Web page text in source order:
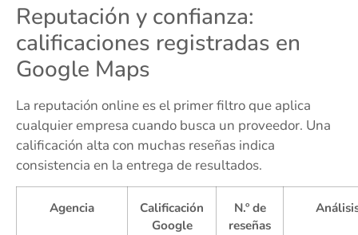
Reputación y confianza:
calificaciones registradas en
Google Maps
La reputación online es el primer filtro que aplica
cualquier empresa cuando busca un proveedor. Una
calificación alta con muchas reseñas indica
consistencia en la entrega de resultados.
Agencia
Calificación
Google
N.º de
reseñas